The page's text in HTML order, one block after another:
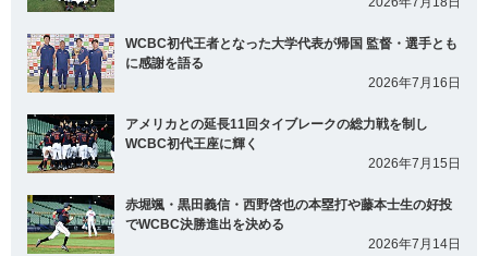
WCBC初代王者となった大学代表が帰国 監督・選手とも
に感謝を語る
2026年7月16日
アメリカとの延長11回タイブレークの総力戦を制し
WCBC初代王座に輝く
2026年7月15日
赤堀颯・黒田義信・西野啓也の本塁打や藤本士生の好投
でWCBC決勝進出を決める
2026年7月14日